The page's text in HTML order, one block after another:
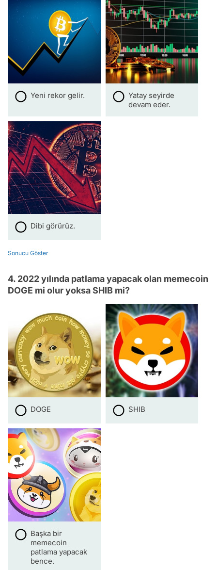
Yeni rekor gelir.
Yatay seyirde
devam eder.
Dibi görürüz.
Sonucu Göster
4. 2022 yılında patlama yapacak olan memecoin
DOGE mi olur yoksa SHIB mi?
DOGE SHIB
Başka bir
memecoin
patlama yapacak
bence.